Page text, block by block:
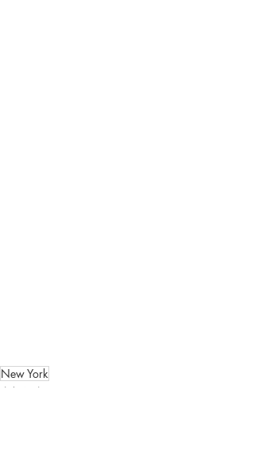
New York
支部行事・ニューヨーク